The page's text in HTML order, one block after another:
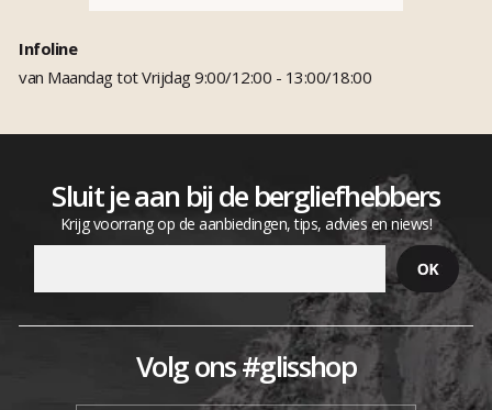
Infoline
van Maandag tot Vrijdag 9:00/12:00 - 13:00/18:00
Sluit je aan bij de bergliefhebbers
Krijg voorrang op de aanbiedingen, tips, advies en niews!
Volg ons #glisshop